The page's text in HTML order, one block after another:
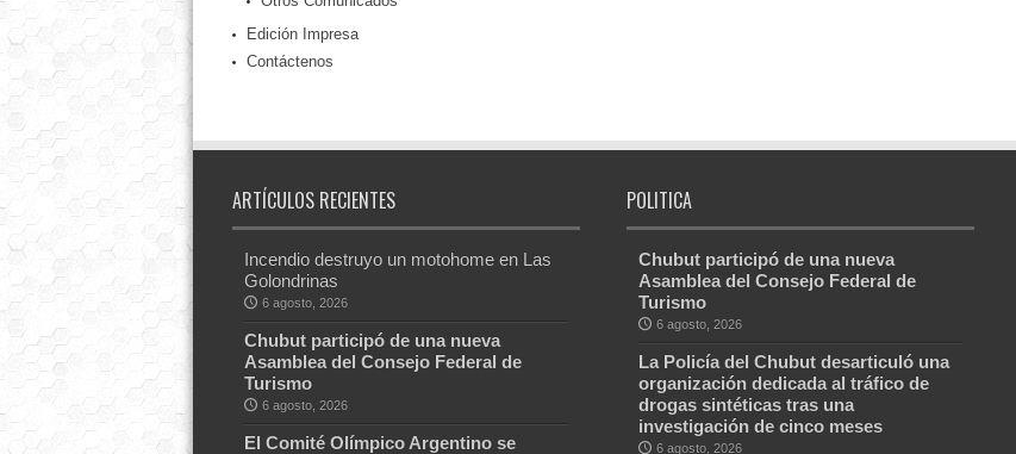
Edición Impresa
Contáctenos
ARTÍCULOS RECIENTES
Incendio destruyo un motohome en Las
Golondrinas
6 agosto, 2026
Chubut participó de una nueva
Asamblea del Consejo Federal de
Turismo
6 agosto, 2026
El Comité Olímpico Argentino se
POLITICA
Chubut participó de una nueva
Asamblea del Consejo Federal de
Turismo
6 agosto, 2026
La Policía del Chubut desarticuló una
organización dedicada al tráfico de
drogas sintéticas tras una
investigación de cinco meses
6 agosto, 2026